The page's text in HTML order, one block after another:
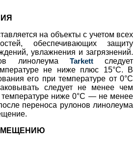
на объекты с учетом всех
обеспечивающих защиту
увлажнения и загрязнений.
линолеума Tarkett следует
не ниже плюс 15°С. В
его при температуре от 0°С
следует не менее чем
температуре ниже 0°С — не менее
переноса рулонов линолеума